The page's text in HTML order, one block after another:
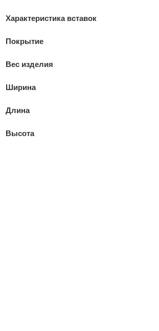
Характеристика вставок
Покрытие
Вес изделия
Ширина
Длина
Высота